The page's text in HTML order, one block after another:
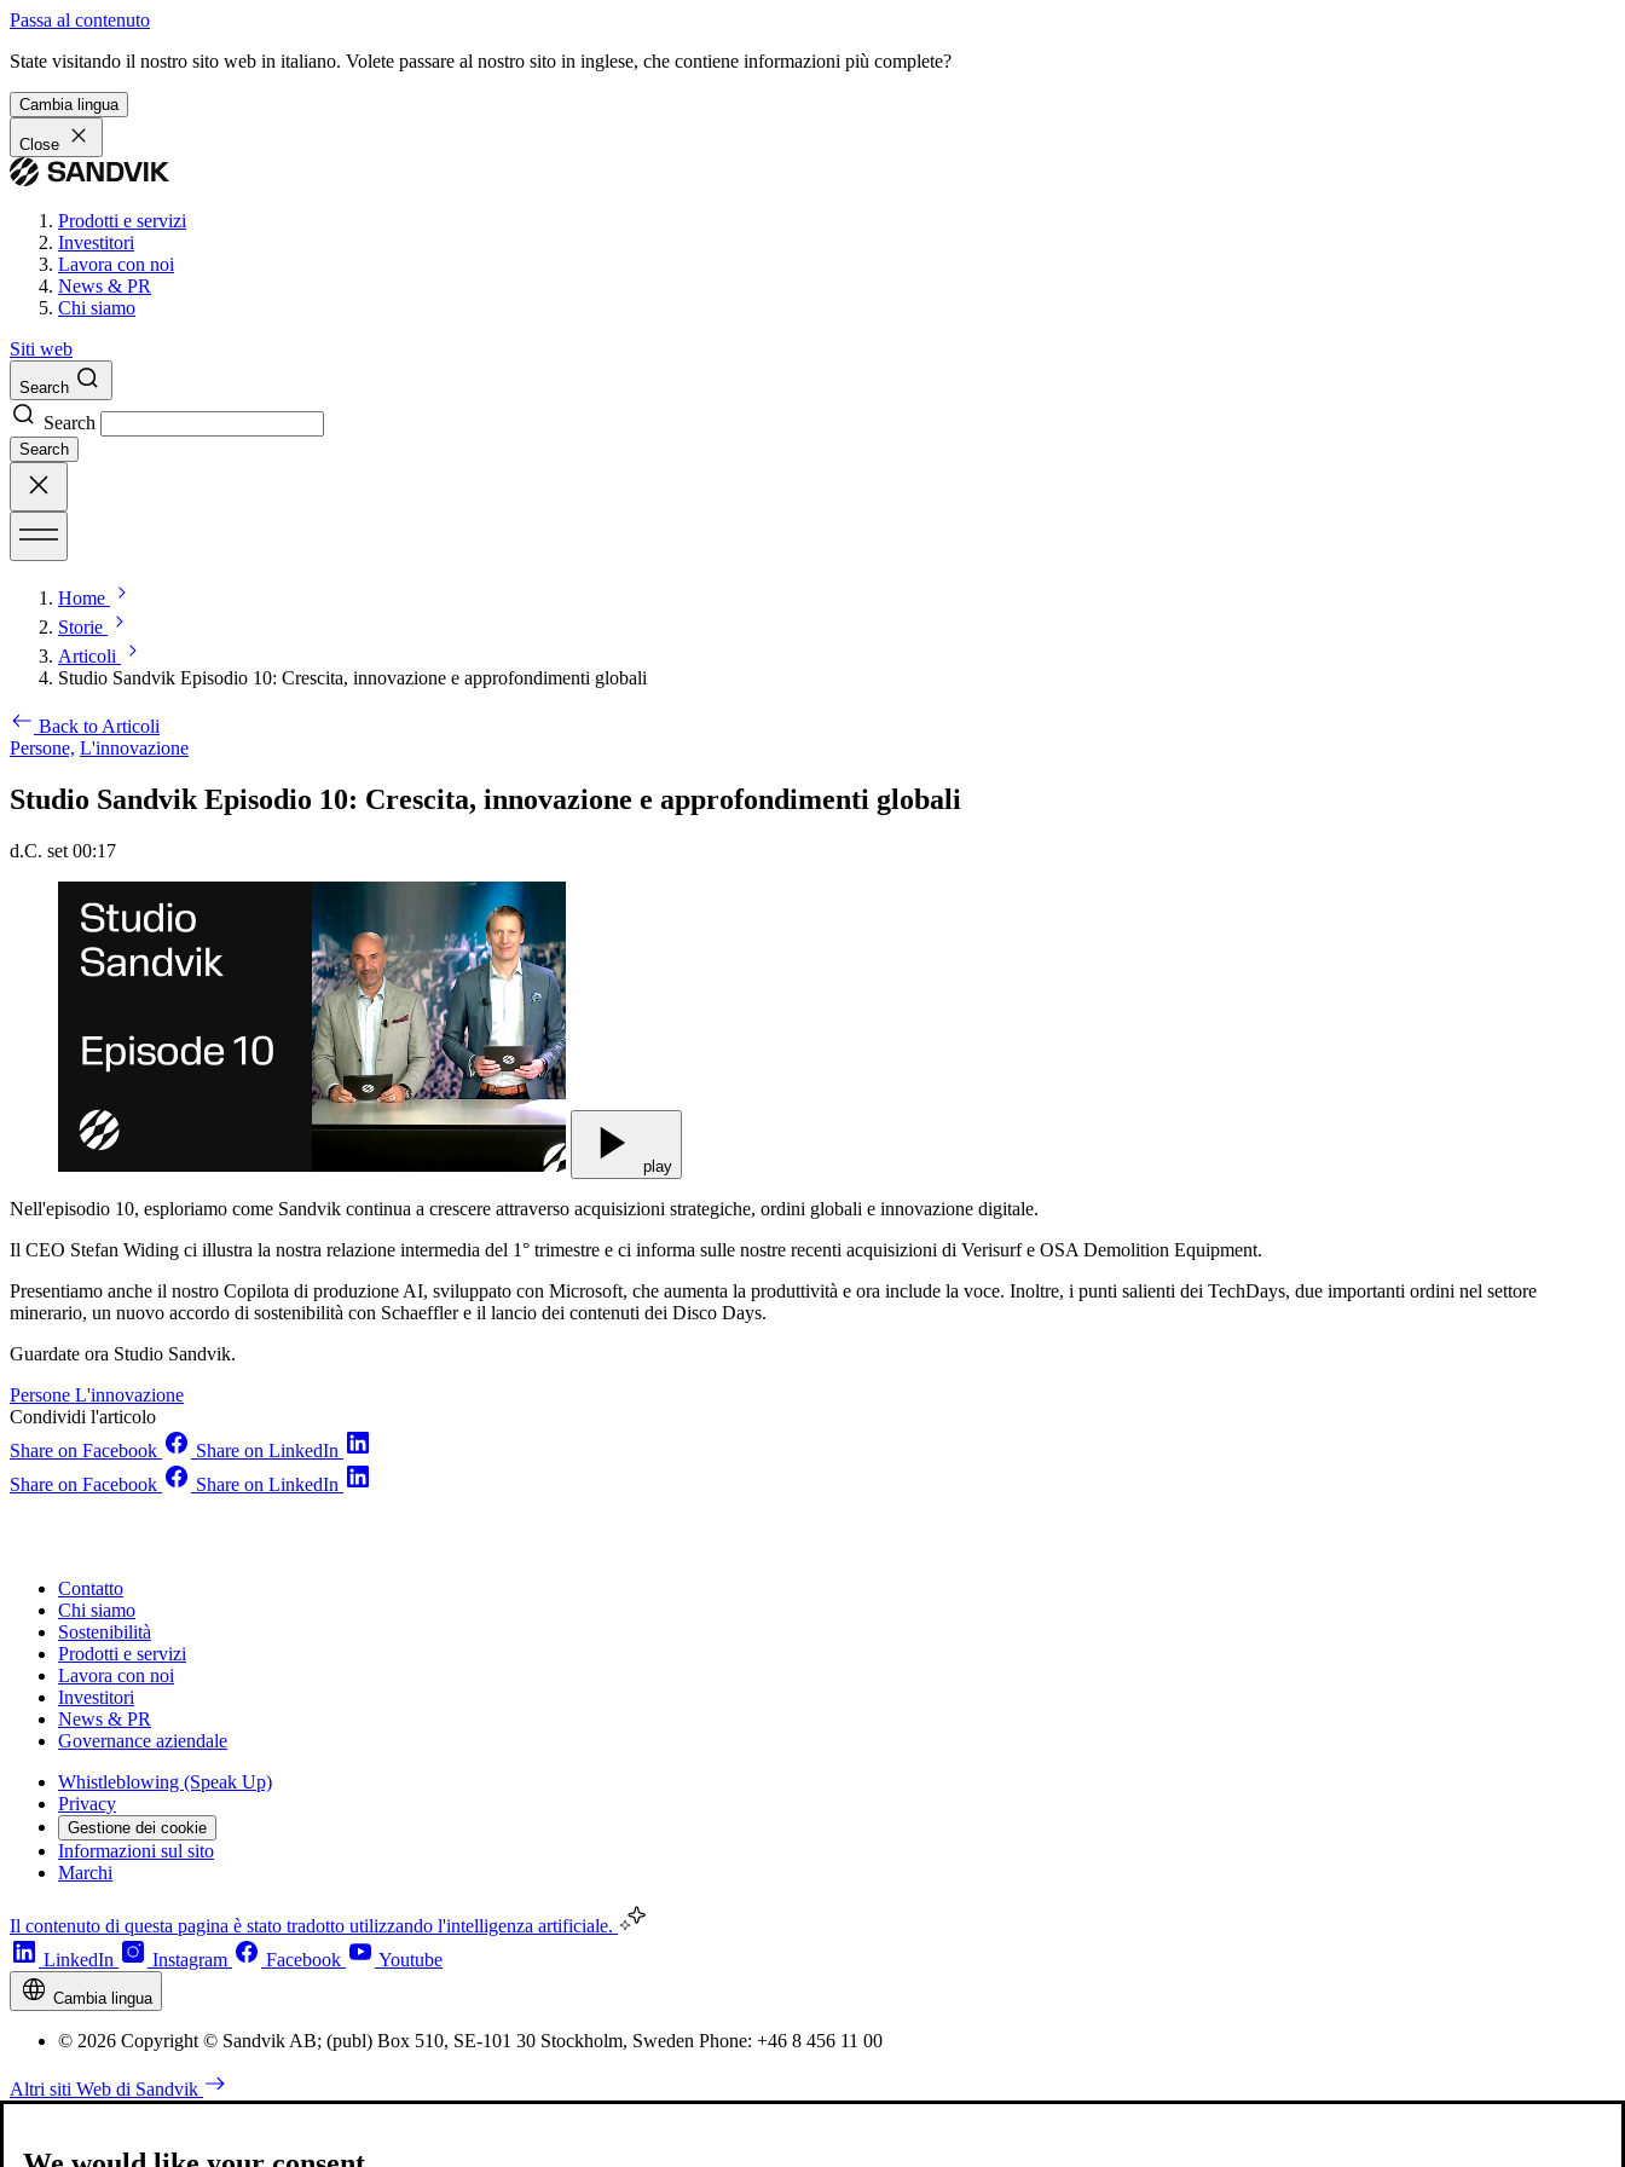
Passa al contenuto
State visitando il nostro sito web in italiano. Volete passare al nostro sito in inglese, che contiene informazioni più complete?
Cambia lingua
Close
Prodotti e servizi
Investitori
Lavora con noi
News & PR
Chi siamo
Siti web
Search
Search
Search
Home
Storie
Articoli
Studio Sandvik Episodio 10: Crescita, innovazione e approfondimenti globali
Back to Articoli
Persone, L'innovazione
Studio Sandvik Episodio 10: Crescita, innovazione e approfondimenti globali
d.C. set 00:17
play
Nell'episodio 10, esploriamo come Sandvik continua a crescere attraverso acquisizioni strategiche, ordini globali e innovazione digitale.
Il CEO Stefan Widing ci illustra la nostra relazione intermedia del 1° trimestre e ci informa sulle nostre recenti acquisizioni di Verisurf e OSA Demolition Equipment.
Presentiamo anche il nostro Copilota di produzione AI, sviluppato con Microsoft, che aumenta la produttività e ora include la voce. Inoltre, i punti salienti dei TechDays, due importanti ordini nel settore
minerario, un nuovo accordo di sostenibilità con Schaeffler e il lancio dei contenuti dei Disco Days.
Guardate ora Studio Sandvik.
Persone L'innovazione
Condividi l'articolo
Share on Facebook
Share on LinkedIn
Share on Facebook
Share on LinkedIn
Contatto
Chi siamo
Sostenibilità
Prodotti e servizi
Lavora con noi
Investitori
News & PR
Governance aziendale
Whistleblowing (Speak Up)
Privacy
Gestione dei cookie
Informazioni sul sito
Marchi
Il contenuto di questa pagina è stato tradotto utilizzando l'intelligenza artificiale.
LinkedIn
Instagram Facebook Youtube
Cambia lingua
© 2026 Copyright © Sandvik AB; (publ) Box 510, SE-101 30 Stockholm, Sweden Phone: +46 8 456 11 00
Altri siti Web di Sandvik